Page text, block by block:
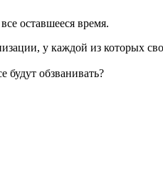
оставшееся время.
у каждой из которых
будут обзванивать?